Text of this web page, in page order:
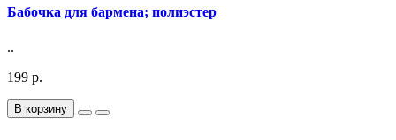
Бабочка для бармена; полиэстер
..
199 р.
В корзину